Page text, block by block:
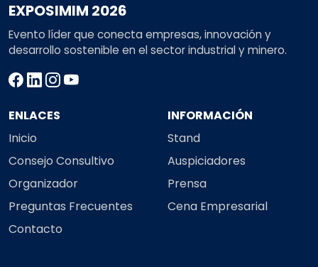
EXPOSIMIM 2026
Evento líder que conecta empresas, innovación y
desarrollo sostenible en el sector industrial y minero.
ENLACES
Inicio
Consejo Consultivo
Organizador
Preguntas Frecuentes
Contacto
INFORMACIÓN
Stand
Auspiciadores
Prensa
Cena Empresarial